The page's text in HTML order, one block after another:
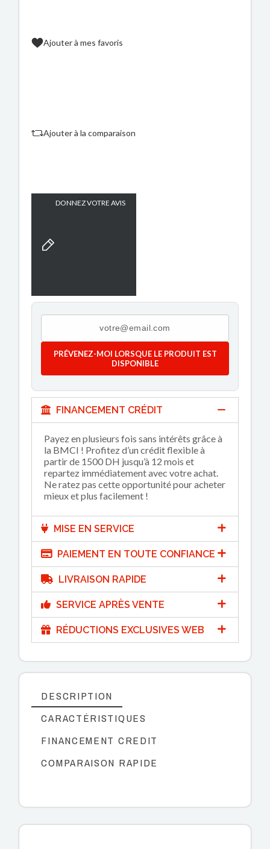
Ajouter à mes favoris
Ajouter à la comparaison
DONNEZ VOTRE AVIS
PRÉVENEZ-MOI LORSQUE LE PRODUIT EST
DISPONIBLE
FINANCEMENT CRÉDIT
Payez en plusieurs fois sans intérêts grâce à
la BMCI ! Profitez d’un crédit flexible à
partir de 1500 DH jusqu’à 12 mois et
repartez immédiatement avec votre achat.
Ne ratez pas cette opportunité pour acheter
mieux et plus facilement !
MISE EN SERVICE
PAIEMENT EN TOUTE CONFIANCE
LIVRAISON RAPIDE
SERVICE APRÈS VENTE
RÉDUCTIONS EXCLUSIVES WEB
DESCRIPTION
CARACTÉRISTIQUES
FINANCEMENT CREDIT
COMPARAISON RAPIDE